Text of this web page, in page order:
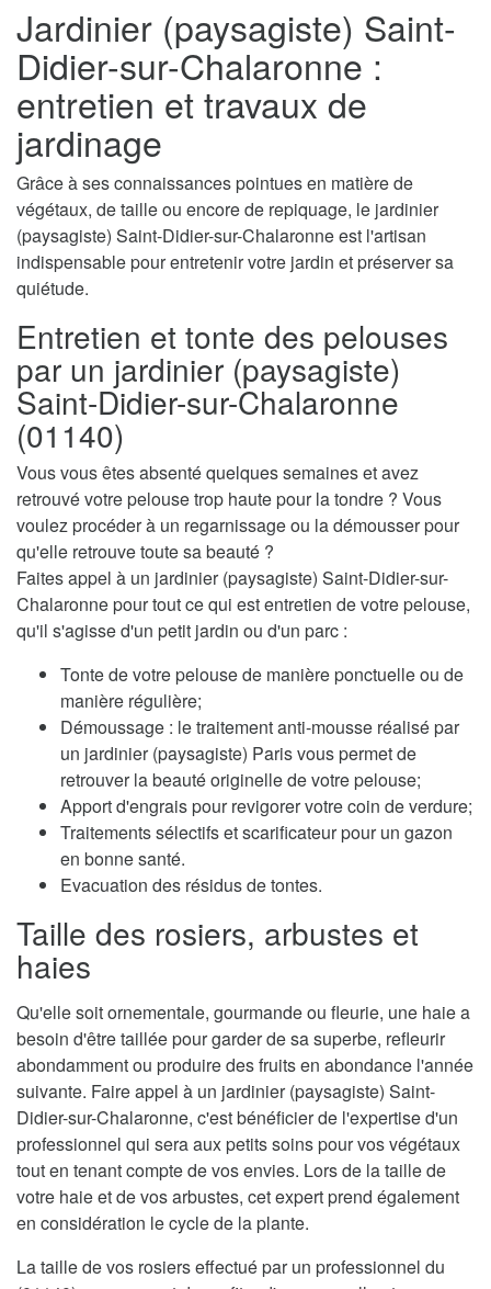
Jardinier (paysagiste) Saint-
Didier-sur-Chalaronne :
entretien et travaux de
jardinage
Grâce à ses connaissances pointues en matière de
végétaux, de taille ou encore de repiquage, le jardinier
(paysagiste) Saint-Didier-sur-Chalaronne est l'artisan
indispensable pour entretenir votre jardin et préserver sa
quiétude.
Entretien et tonte des pelouses
par un jardinier (paysagiste)
Saint-Didier-sur-Chalaronne
(01140)
Vous vous êtes absenté quelques semaines et avez
retrouvé votre pelouse trop haute pour la tondre ? Vous
voulez procéder à un regarnissage ou la démousser pour
qu'elle retrouve toute sa beauté ?
Faites appel à un jardinier (paysagiste) Saint-Didier-sur-
Chalaronne pour tout ce qui est entretien de votre pelouse,
qu'il s'agisse d'un petit jardin ou d'un parc :
Tonte de votre pelouse de manière ponctuelle ou de
manière régulière;
Démoussage : le traitement anti-mousse réalisé par
un jardinier (paysagiste) Paris vous permet de
retrouver la beauté originelle de votre pelouse;
Apport d'engrais pour revigorer votre coin de verdure;
Traitements sélectifs et scarificateur pour un gazon
en bonne santé.
Evacuation des résidus de tontes.
Taille des rosiers, arbustes et
haies
Qu'elle soit ornementale, gourmande ou fleurie, une haie a
besoin d'être taillée pour garder de sa superbe, refleurir
abondamment ou produire des fruits en abondance l'année
suivante. Faire appel à un jardinier (paysagiste) Saint-
Didier-sur-Chalaronne, c'est bénéficier de l'expertise d'un
professionnel qui sera aux petits soins pour vos végétaux
tout en tenant compte de vos envies. Lors de la taille de
votre haie et de vos arbustes, cet expert prend également
en considération le cycle de la plante.
La taille de vos rosiers effectué par un professionnel du